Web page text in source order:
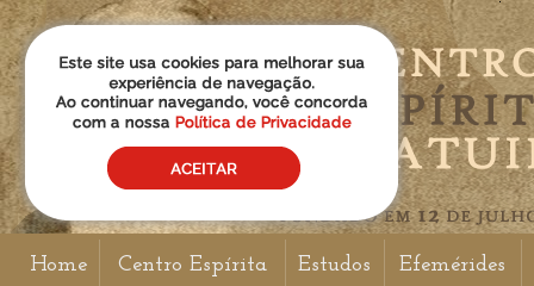
Home Centro Espírita Estudos Efemérides